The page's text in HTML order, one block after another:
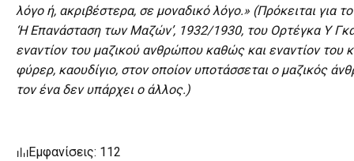
λόγο ή, ακριβέστερα, σε μοναδικό λόγο.» (Πρόκειται για
‘Η Επανάσταση των Μαζών’, 1932/1930, του Ορτέγκα Υ
εναντίον του μαζικού ανθρώπου καθώς και εναντίον του
φύρερ, καουδίγιο, στον οποίον υποτάσσεται ο μαζικός
τον ένα δεν υπάρχει ο άλλος.)
Εμφανίσεις: 112